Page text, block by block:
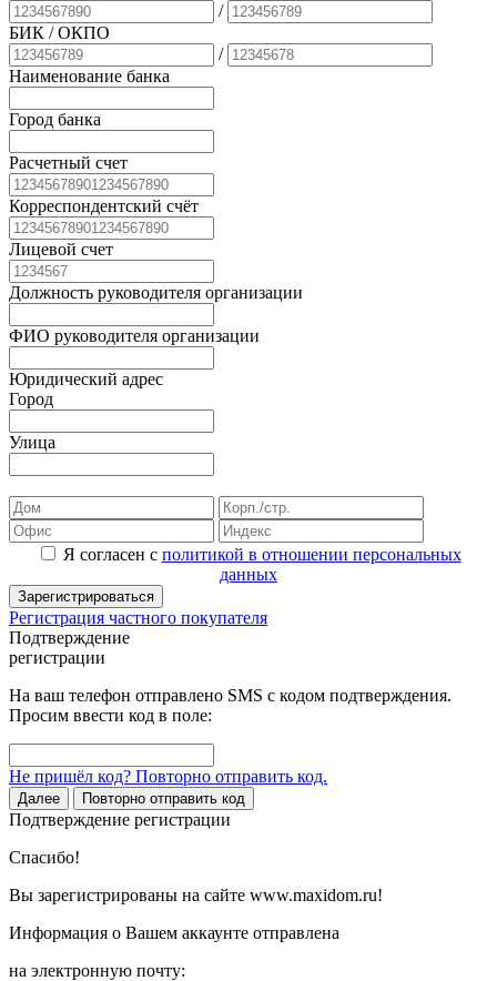
/
БИК / ОКПО
/
Наименование банка
Город банка
Расчетный счет
Корреспондентский счёт
Лицевой счет
Должность руководителя организации
ФИО руководителя организации
Юридический адрес
Город
Улица
Я согласен с политикой в отношении персональных
данных
Зарегистрироваться
Регистрация частного покупателя
Подтверждение
регистрации
На ваш телефон отправлено SMS с кодом подтверждения.
Просим ввести код в поле:
Не пришёл код? Повторно отправить код.
Далее Повторно отправить код
Подтверждение регистрации
Спасибо!
Вы зарегистрированы на сайте www.maxidom.ru!
Информация о Вашем аккаунте отправлена
на электронную почту: